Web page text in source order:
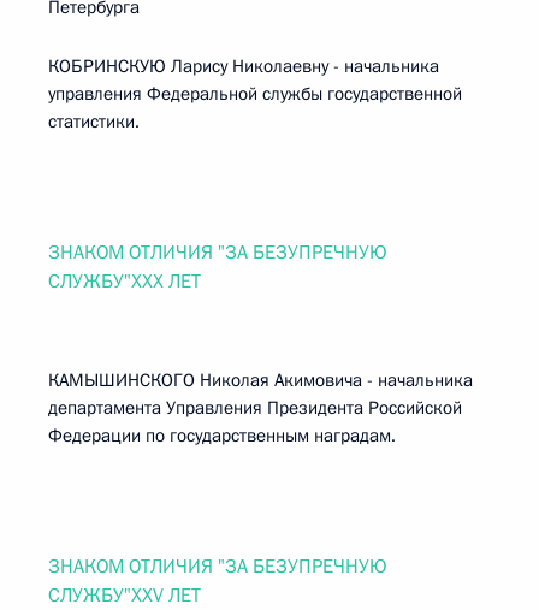
Петербурга
КОБРИНСКУЮ Ларису Николаевну - начальника
управления Федеральной службы государственной
статистики.
ЗНАКОМ ОТЛИЧИЯ "ЗА БЕЗУПРЕЧНУЮ
СЛУЖБУ"XXX ЛЕТ
КАМЫШИНСКОГО Николая Акимовича - начальника
департамента Управления Президента Российской
Федерации по государственным наградам.
ЗНАКОМ ОТЛИЧИЯ "ЗА БЕЗУПРЕЧНУЮ
СЛУЖБУ"XXV ЛЕТ